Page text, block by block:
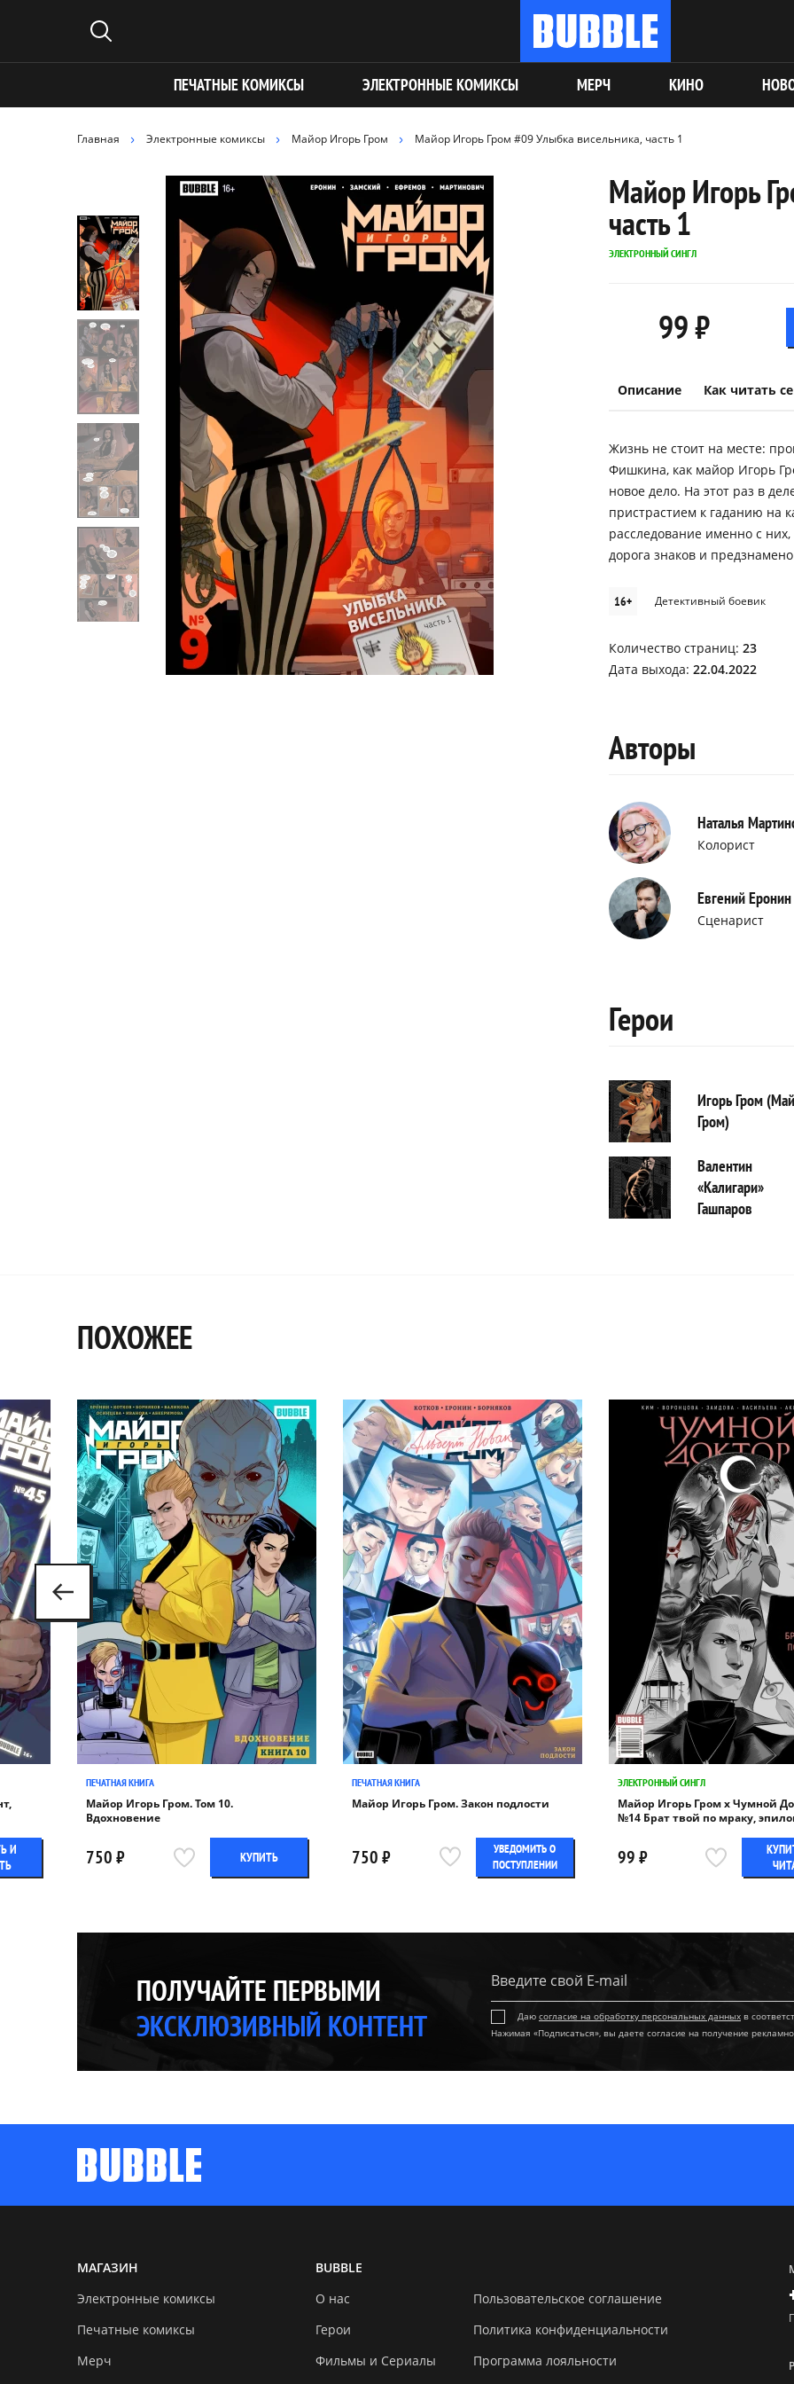
ПЕЧАТНЫЕ КОМИКСЫ ЭЛЕКТРОННЫЕ КОМИКСЫ МЕРЧ КИНО
Главная Электронные комиксы Майор Игорь Гром Майор Игорь Гром #09 Улыбка висельника, часть 1
Майор Игорь
часть 1
ЭЛЕКТРОННЫЙ СИНГЛ
99 ₽
Описание Как читать
Жизнь не стоит на месте:
Фишкина, как майор Игорь
новое дело. На этот раз в
пристрастием к гаданию на
расследование именно с
дорога знаков и
16+ Детективный боевик
Количество страниц: 23
Дата выхода: 22.04.2022
Авторы
Наталья
Колорист
Евгений Еронин
Сценарист
Герои
Игорь Гром
Гром)
Валентин
«Калигари»
Гашпаров
ПОХОЖЕЕ
И
ПЕЧАТНАЯ КНИГА
Майор Игорь Гром. Том 10.
Вдохновение
750 ₽ КУПИТЬ
ПЕЧАТНАЯ КНИГА
Майор Игорь Гром. Закон подлости
750 ₽
УВЕДОМИТЬ О
ПОСТУПЛЕНИИ
ЭЛЕКТРОННЫЙ СИНГЛ
Майор Игорь Гром x Чумной
№14 Брат твой по мраку,
99 ₽
ПОЛУЧАЙТЕ ПЕРВЫМИ
ЭКСКЛЮЗИВНЫЙ КОНТЕНТ
Даю согласие на обработку персональных данных в
Нажимая «Подписаться», вы даете согласие на получение
МАГАЗИН
Электронные комиксы
Печатные комиксы
Мерч
BUBBLE
О нас
Герои
Фильмы и Сериалы
Пользовательское соглашение
Политика конфиденциальности
Программа лояльности